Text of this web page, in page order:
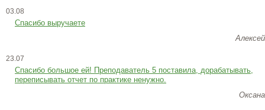
03.08
Спасибо выручаете
Алексей
23.07
Cпасибо большое ей! Преподаватель 5 поставила, дорабатывать,
переписывать отчет по практике ненужно.
Оксана